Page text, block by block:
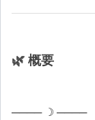
🌿 概要
──── ☽ ────